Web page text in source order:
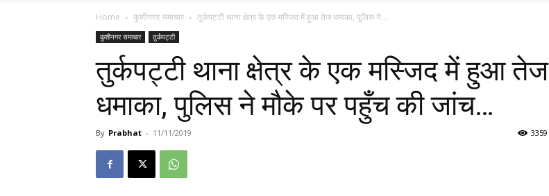
Home कुशीनगर समाचार तुर्कपट्टी थाना क्षेत्र के एक मस्जिद में हुआ तेज धमाका, पुलिस ने...
कुशीनगर समाचार तुर्कपट्टी
तुर्कपट्टी थाना क्षेत्र के एक मस्जिद में हुआ तेज
धमाका, पुलिस ने मौके पर पहुँच की जांच…
By Prabhat - 11/11/2019 3359